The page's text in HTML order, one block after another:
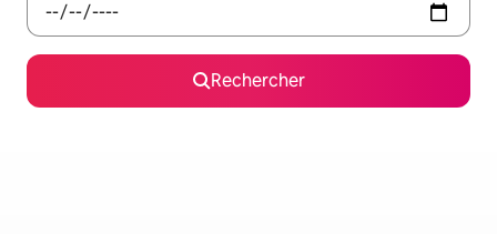
Rechercher